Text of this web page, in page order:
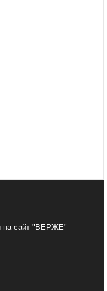
на сайт "ВЕРЖЕ"